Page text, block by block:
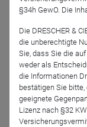
Jetzt
Zurück
§34h GewO. Die
Die DRESCHER &
die unberechtigte
Sie, dass Sie die
weder als
die Informationen
bestätigen Sie
geeignete
Lizenz nach §32